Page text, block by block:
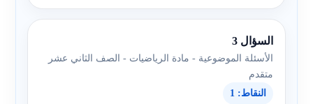
السؤال 3
الأسئلة الموضوعية - مادة الرياضيات - الصف الثاني عشر
متقدم
النقاط: 1